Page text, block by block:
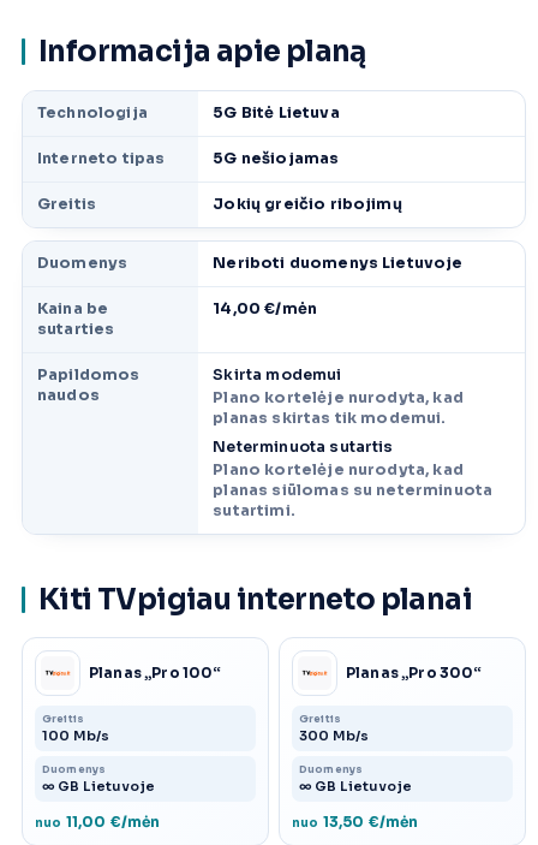
Informacija apie planą
Technologija 5G Bitė Lietuva
Interneto tipas 5G nešiojamas
Greitis Jokių greičio ribojimų
Duomenys Neriboti duomenys Lietuvoje
Kaina be
sutarties
14,00 €/mėn
Papildomos
naudos
Skirta modemui
Plano kortelėje nurodyta, kad
planas skirtas tik modemui.
Neterminuota sutartis
Plano kortelėje nurodyta, kad
planas siūlomas su neterminuota
sutartimi.
Kiti TVpigiau interneto planai
Planas „Pro 100“
Greitis
100 Mb/s
Duomenys
∞ GB Lietuvoje
nuo 11,00 €/mėn
Planas „Pro 300“
Greitis
300 Mb/s
Duomenys
∞ GB Lietuvoje
nuo 13,50 €/mėn